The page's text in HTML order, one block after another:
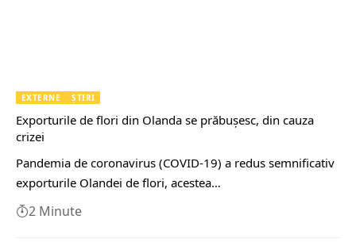
EXTERNE ȘTIRI
Exporturile de flori din Olanda se prăbuşesc, din cauza
crizei
Pandemia de coronavirus (COVID-19) a redus semnificativ
exporturile Olandei de flori, acestea…
2 Minute